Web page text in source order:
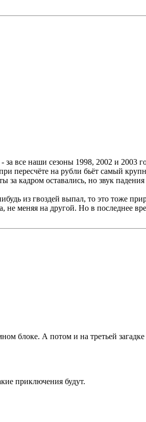
все наши сезоны 1998, 2002 и
пересчёте на рубли бьёт самый
кадром оставались, но звук
из гвоздей выпал, то это тоже
не меняя на другой. Но в последнее
блоке. А потом и на третьей
приключения будут.